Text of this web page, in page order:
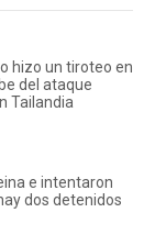
hizo un tiroteo en
del ataque
Tailandia
e intentaron
dos detenidos